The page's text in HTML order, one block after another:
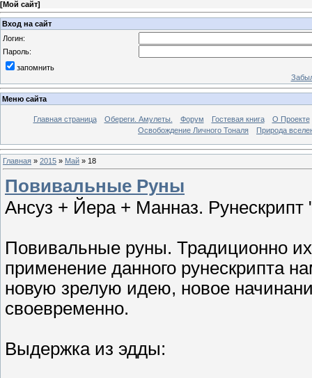
[Мой сайт]
Вход на сайт
Логин:
Пароль:
запомнить
Меню сайта
Главная страница Обереги. Амулеты. Форум Гостевая книга
О Проекте
Освобождение Личного Тоналя
Природа
Главная » 2015 » Май » 18
Повивальные Руны
Ансуз + Йера + Манназ.
Повивальные руны. Традиционно
применение данного рунескрипта
новую зрелую идею, новое
своевременно.
Выдержка из эдды: